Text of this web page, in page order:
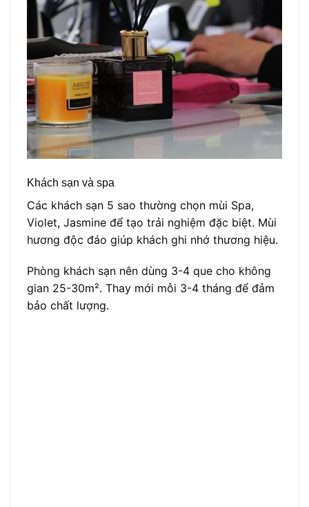
Khách sạn và spa
Các khách sạn 5 sao thường chọn mùi Spa,
Violet, Jasmine để tạo trải nghiệm đặc biệt. Mùi
hương độc đáo giúp khách ghi nhớ thương hiệu.
Phòng khách sạn nên dùng 3-4 que cho không
gian 25-30m². Thay mới mỗi 3-4 tháng để đảm
bảo chất lượng.